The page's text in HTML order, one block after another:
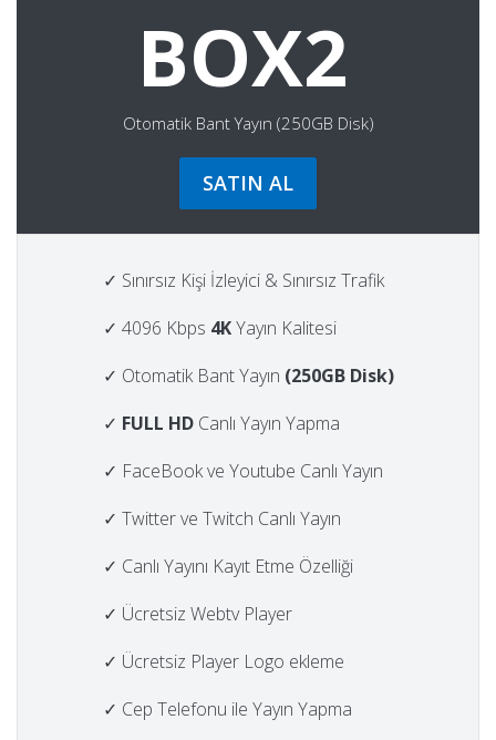
BOX2
Otomatik Bant Yayın (250GB Disk)
SATIN AL
✓ Sınırsız Kişi İzleyici & Sınırsız Trafik
✓ 4096 Kbps 4KYayın Kalitesi
✓ Otomatik Bant Yayın (250GB Disk)
✓ FULL HD Canlı Yayın Yapma
✓ FaceBook ve Youtube Canlı Yayın
✓ Twitter ve Twitch Canlı Yayın
✓ Canlı Yayını Kayıt Etme Özelliği
✓ Ücretsiz Webtv Player
✓ Ücretsiz Player Logo ekleme
✓ Cep Telefonu ile Yayın Yapma